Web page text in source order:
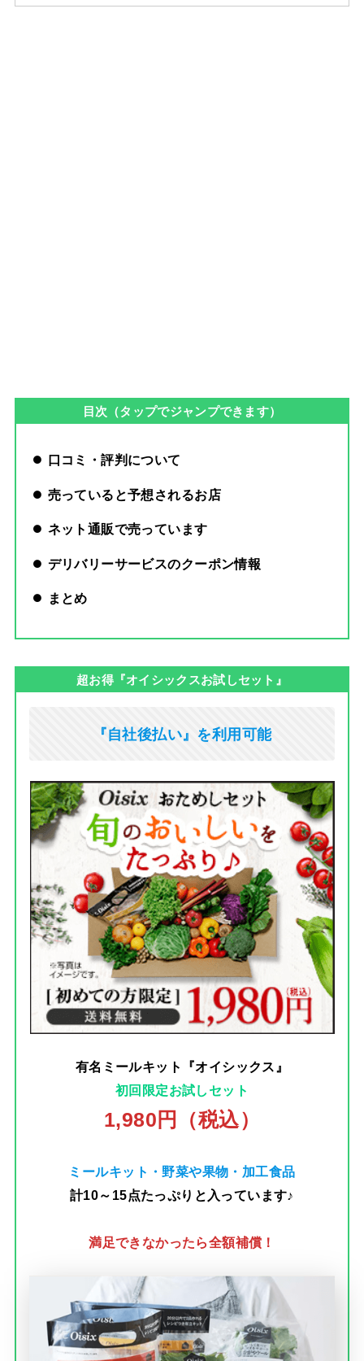
目次（タップでジャンプできます）
口コミ・評判について
売っていると予想されるお店
ネット通販で売っています
デリバリーサービスのクーポン情報
まとめ
超お得『オイシックスお試しセット』
『自社後払い』を利用可能
有名ミールキット『オイシックス』
初回限定お試しセット
1,980円（税込）
ミールキット・野菜や果物・加工食品
計10～15点たっぷりと入っています♪
満足できなかったら全額補償！